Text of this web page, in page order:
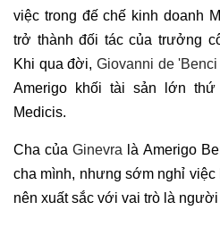
việc trong đế chế kinh doanh
trở thành đối tác của trưởng
Khi qua đời, Giovanni de 'Benci
Amerigo khối tài sản lớn
Medicis.
Cha củaGinevra là Amerigo
cha mình, nhưng sớm nghỉ
nên xuất sắc với vai trò là